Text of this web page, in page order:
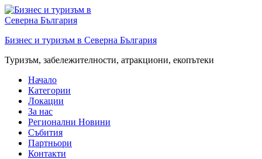
Преминете
към
Бизнес и туризъм в Северна България
Туризъм, забележителности, атракциони, екопътеки
Начало
Категории
Локации
За нас
Регионални Новини
Събития
Партньори
Контакти